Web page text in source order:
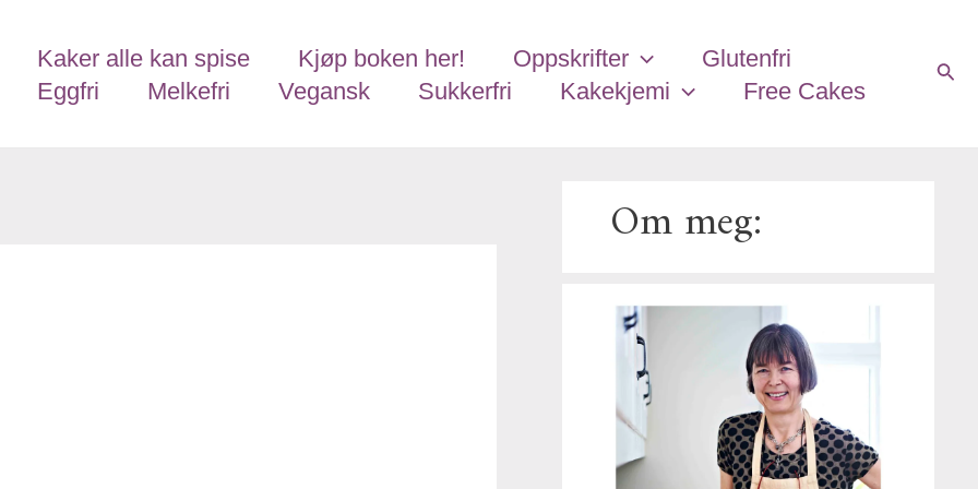
Kaker alle kan spise Kjøp boken her! Oppskrifter
Glutenfri
Eggfri
Melkefri Vegansk Sukkerfri Kakekjemi Free Cakes
Søk
Om meg:
p
o
d
r